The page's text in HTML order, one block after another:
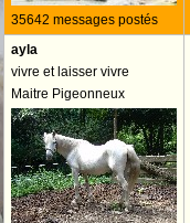
35642 messages postés
ayla
vivre et laisser vivre
Maitre Pigeonneux